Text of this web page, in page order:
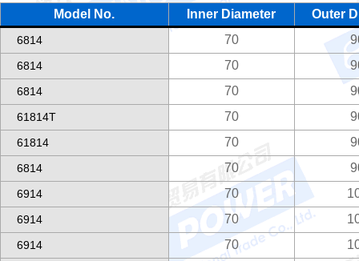
Model No. Inner Diameter Outer
6814 70
6814 70
6814 70
61814T 70
61814 70
6814 70
6914 70
6914 70
6914 70